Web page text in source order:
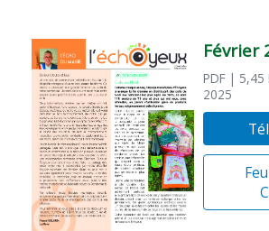
Février
PDF | 5,45
2025